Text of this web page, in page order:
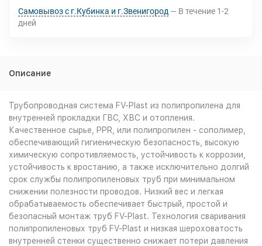
Самовывоз с г.Кубинка и г.Звенигород В течение 1-2
дней
Описание
Трубопроводная система FV-Plast из полипропилена для
внутренней прокладки ГВС, ХВС и отопления.
Качественное сырье, PPR, или полипропилен - сополимер,
обеспечивающий гигиеническую безопасность, высокую
химическую сопротивляемость, устойчивость к коррозии,
устойчивость к вростанию, а также исключительно долгий
срок службы полипропиленовых труб при минимальном
снижении полезности проводов. Низкий вес и легкая
обрабатываемость обеспечивает быстрый, простой и
безопасный монтаж труб FV-Plast. Технология сваривания
полипропиленовых труб FV-Plast и низкая шероховатость
внутренней стенки существенно снижает потери давления